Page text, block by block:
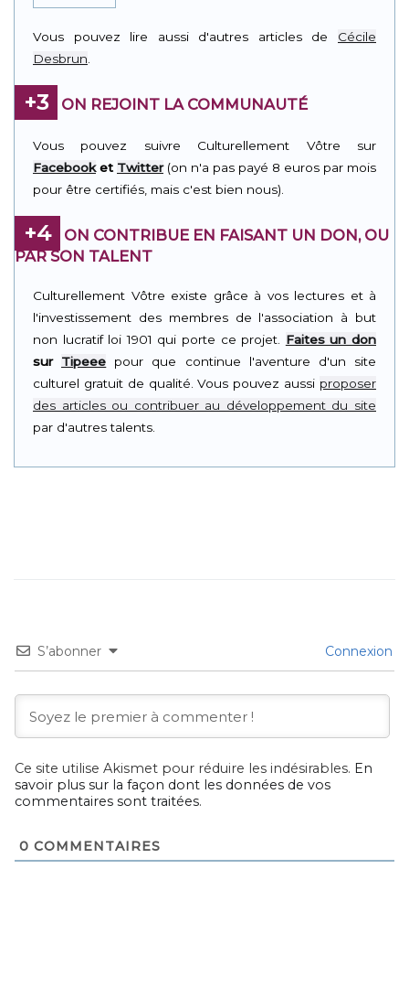
Vous pouvez lire aussi d'autres articles de Cécile
Desbrun
+3 ON REJOINT LA COMMUNAUTÉ
Vous pouvez suivre Culturellement Vôtre sur
Facebooket Twitter(on n'a pas payé 8 euros par mois
pour être certifiés, mais c'est bien nous).
+4
ON CONTRIBUE EN FAISANT UN DON, OU
PAR SON TALENT
Culturellement Vôtre existe grâce à vos lectures et à
l'investissement des membres de l'association à but
non lucratif loi 1901 qui porte ce projet. Faites un don
sur Tipeee pour que continue l'aventure d'un site
culturel gratuit de qualité. Vous pouvez aussi proposer
des articles ou contribuer au développement du site
par d'autres talents.
S’abonner Connexion
Ce site utilise Akismet pour réduire les indésirables. En
savoir plus sur la façon dont les données de vos
commentaires sont traitées.
0 COMMENTAIRES